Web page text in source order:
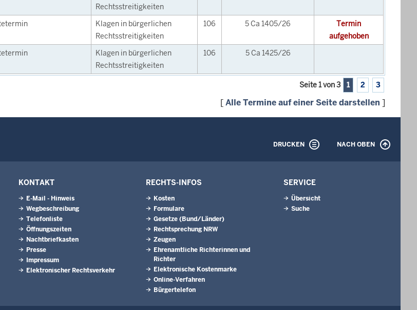
Rechtsstreitigkeiten
Klagen in bürgerlichen
Rechtsstreitigkeiten
106 5 Ca 1405/26
Termin
aufgehoben
Klagen in bürgerlichen
Rechtsstreitigkeiten
106 5 Ca 1425/26
Seite 1 von 3 1 2 3
[Alle Termine auf einer Seite darstellen ]
DRUCKEN NACH OBEN
KONTAKT
E-Mail - Hinweis
Wegbeschreibung
Telefonliste
Öffnungszeiten
Nachtbriefkasten
Presse
Impressum
Elektronischer Rechtsverkehr
RECHTS-INFOS
Kosten
Formulare
Gesetze (Bund/Länder)
Rechtsprechung NRW
Zeugen
Ehrenamtliche Richterinnen und
Richter
Elektronische Kostenmarke
Online-Verfahren
Bürgertelefon
SERVICE
Übersicht
Suche